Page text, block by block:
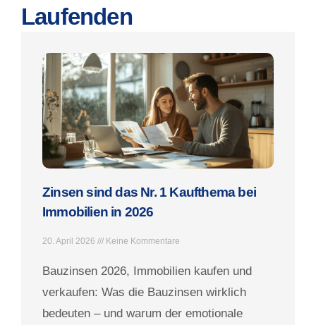
Laufenden
Zinsen sind das Nr. 1 Kaufthema bei
Immobilien in 2026
20. April 2026 Keine Kommentare
Bauzinsen 2026, Immobilien kaufen und
verkaufen: Was die Bauzinsen wirklich
bedeuten – und warum der emotionale